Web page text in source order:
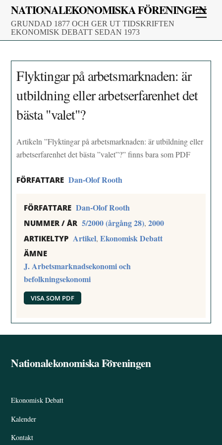
Skip
content
NATIONALEKONOMISKA FÖRENINGEN
GRUNDAD 1877 OCH GER UT TIDSKRIFTEN
EKONOMISK DEBATT SEDAN 1973
Flyktingar på arbetsmarknaden: är
utbildning eller arbetserfarenhet det
bästa "valet"?
Artikeln ”Flyktingar på arbetsmarknaden: är utbildning eller
arbetserfarenhet det bästa ”valet”?” finns bara som PDF
FÖRFATTARE Dan-Olof Rooth
FÖRFATTARE Dan-Olof Rooth
NUMMER / ÅR 5/2000 (årgång 28),2000
ARTIKELTYP Artikel,Ekonomisk Debatt
ÄMNE
J. Arbetsmarknadsekonomi och
befolkningsekonomi
VISA SOM PDF
Back
Nationalekonomiska Föreningen
Ekonomisk Debatt
Kalender
Kontakt